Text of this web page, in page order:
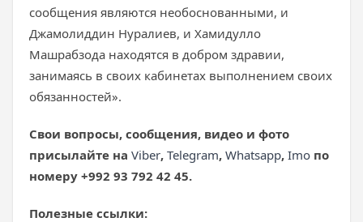
сообщения являются необоснованными, и
Джамолиддин Нуралиев, и Хамидулло
Машрабзода находятся в добром здравии,
занимаясь в своих кабинетах выполнением своих
обязанностей».
Свои вопросы, сообщения, видео и фото
присылайте на Viber, Telegram, Whatsapp, Imo по
номеру +992 93 792 42 45.
Полезные ссылки: